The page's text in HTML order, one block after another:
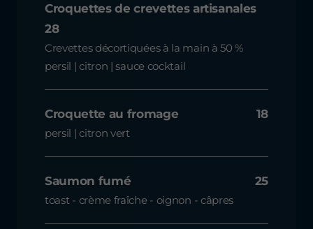
Croquettes de crevettes artisanales
28
Crevettes décortiquées à la main à 50 %
persil | citron | sauce cocktail
Croquette au fromage 18
persil | citron vert
Saumon fumé 25
toast - crème fraîche - oignon - câpres